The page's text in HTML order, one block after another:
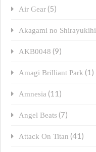
Air Gear (5)
Akagami no
AKB0048 (9)
Amagi Brilliant Park (1)
Amnesia (11)
Angel Beats (7)
Attack On Titan (41)